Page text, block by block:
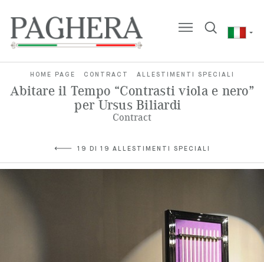
HOME PAGE CONTRACT ALLESTIMENTI SPECIALI
Abitare il Tempo “Contrasti viola e nero”
per Ursus Biliardi
Contract
19 DI 19 ALLESTIMENTI SPECIALI